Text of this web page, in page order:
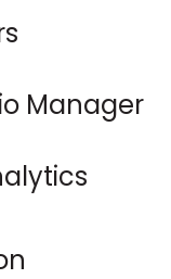
Manager